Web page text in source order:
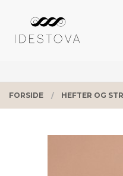
innholdet
PRODUKTER
FORSIDE HEFTER OG